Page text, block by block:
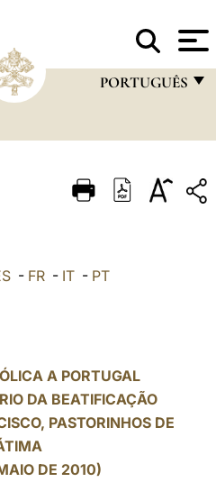
PORTUGUÊS
ITALIANO
中文
LATINE
- FR - IT - PT
A PORTUGAL
DA BEATIFICAÇÃO
PASTORINHOS DE
DE 2010)